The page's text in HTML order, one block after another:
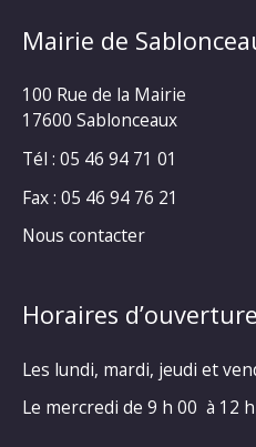
Mairie de
100 Rue de la Mairie
17600 Sablonceaux
Tél : 05 46 94 71 01
Fax : 05 46 94 76 21
Nous contacter
Horaires
Les lundi, mardi, jeudi et
Le mercredi de 9 h 00 à 12